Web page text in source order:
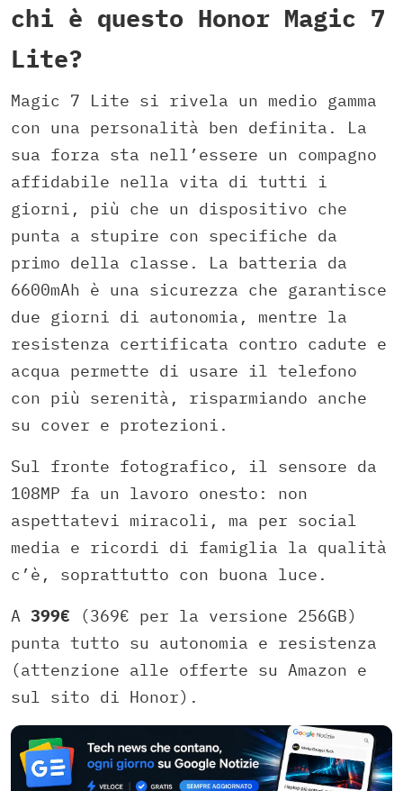
chi è questo Honor Magic 7
Lite?
Magic 7 Lite si rivela un medio gamma
con una personalità ben definita. La
sua forza sta nell’essere un compagno
affidabile nella vita di tutti i
giorni, più che un dispositivo che
punta a stupire con specifiche da
primo della classe. La batteria da
6600mAh è una sicurezza che garantisce
due giorni di autonomia, mentre la
resistenza certificata contro cadute e
acqua permette di usare il telefono
con più serenità, risparmiando anche
su cover e protezioni.
Sul fronte fotografico, il sensore da
108MP fa un lavoro onesto: non
aspettatevi miracoli, ma per social
media e ricordi di famiglia la qualità
c’è, soprattutto con buona luce.
A 399€ (369€ per la versione 256GB)
punta tutto su autonomia e resistenza
(attenzione alle offerte su Amazon e
sul sito di Honor).